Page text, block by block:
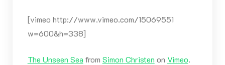
[vimeo http://www.vimeo.com/15069551
w=600&h=338]
The Unseen Sea from Simon Christen on Vimeo.